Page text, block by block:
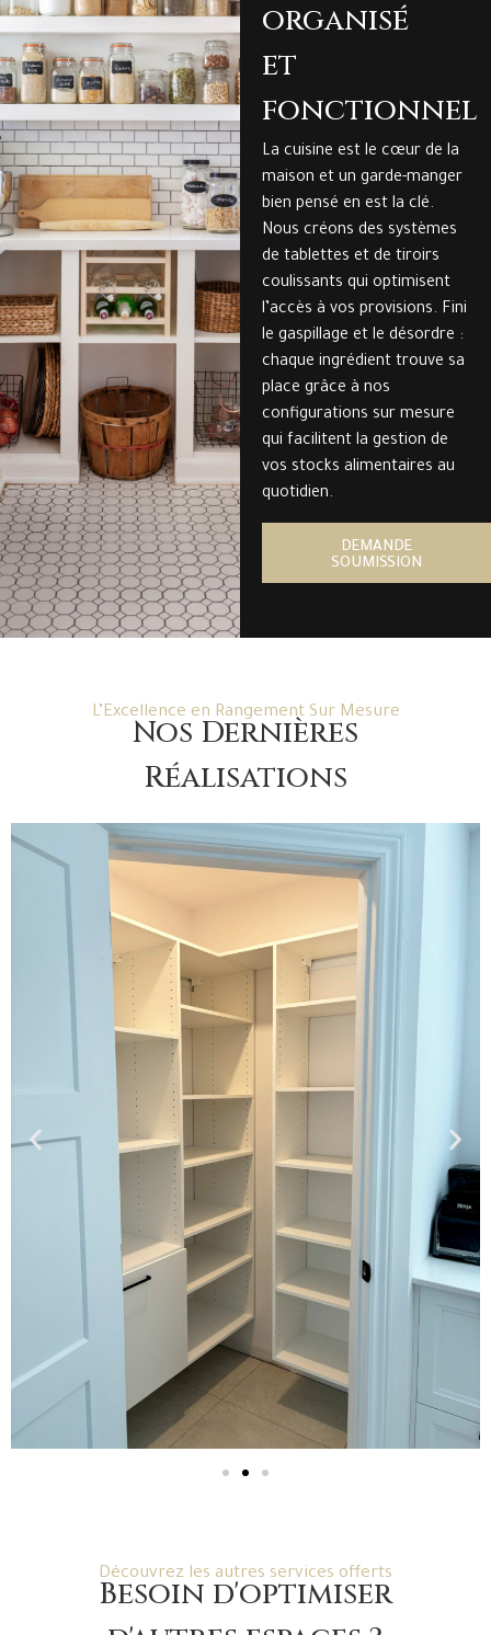
organisé
et
fonctionnel
La cuisine est le cœur de la
maison et un garde-manger
bien pensé en est la clé.
Nous créons des systèmes
de tablettes et de tiroirs
coulissants qui optimisent
l’accès à vos provisions. Fini
le gaspillage et le désordre :
chaque ingrédient trouve sa
place grâce à nos
configurations sur mesure
qui facilitent la gestion de
vos stocks alimentaires au
quotidien.
DEMANDE
SOUMISSION
L’Excellence en Rangement Sur Mesure
Nos Dernières
Réalisations
Découvrez les autres services offerts
Besoin d'optimiser